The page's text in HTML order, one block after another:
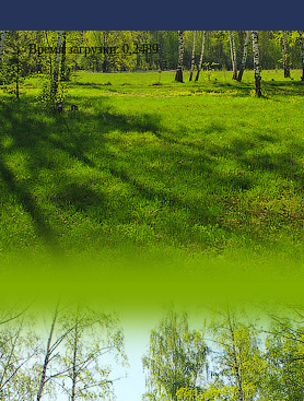
Время загрузки: 0,2489